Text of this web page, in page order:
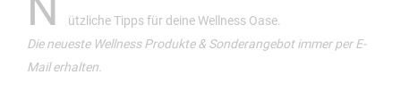
ützliche Tipps für deine Wellness Oase.
Die neueste Wellness Produkte & Sonderangebot immer per E-
Mail erhalten.